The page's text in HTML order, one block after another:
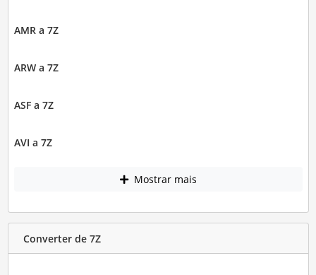
AMR a 7Z
ARW a 7Z
ASF a 7Z
AVI a 7Z
Mostrar mais
Converter de 7Z